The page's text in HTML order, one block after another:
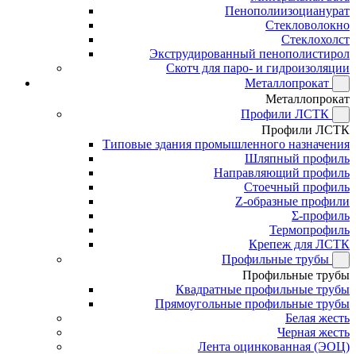
Пенополиизоцианурат
Стекловолокно
Стеклохолст
Экструдированный пенополистирол
Скотч для паро- и гидроизоляции
Металлопрокат
Металлопрокат
Профили ЛСТК
Профили ЛСТК
Типовые здания промышленного назначения
Шляпный профиль
Направляющий профиль
Стоечный профиль
Z-образные профили
Σ-профиль
Термопрофиль
Крепеж для ЛСТК
Профильные трубы
Профильные трубы
Квадратные профильные трубы
Прямоугольные профильные трубы
Белая жесть
Черная жесть
Лента оцинкованная (ЭОЦ)